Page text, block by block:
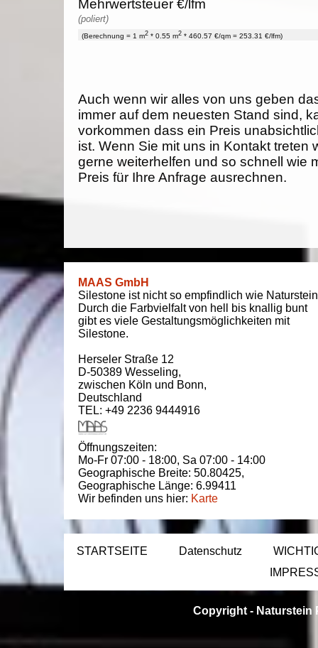
Mehrwertsteuer €/lfm
(poliert)
(Berechnung = 1 m2 * 0.55 m2 * 460.57 €/qm = 253.31 €/lfm)
Auch wenn wir alles von uns geben
immer auf dem neuesten Stand sind,
vorkommen dass ein Preis
ist. Wenn Sie mit uns in Kontakt treten
gerne weiterhelfen und so schnell wie
Preis für Ihre Anfrage ausrechnen.
MAAS GmbH
Silestone ist nicht so empfindlich wie
Durch die Farbvielfalt von hell bis knallig bunt
gibt es viele Gestaltungsmöglichkeiten mit
Silestone.
Herseler Straße 12
D-50389 Wesseling,
zwischen Köln und Bonn,
Deutschland
TEL: +49 2236 9444916
Öffnungszeiten:
Mo-Fr 07:00 - 18:00, Sa 07:00 - 14:00
Geographische Breite: 50.80425,
Geographische Länge: 6.99411
Wir befinden uns hier: Karte
STARTSEITE Datenschutz
Copyright - Naturstein